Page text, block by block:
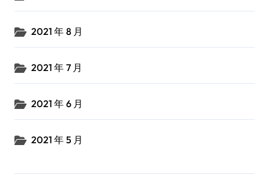
2021 年 8 月
2021 年 7 月
2021 年 6 月
2021 年 5 月